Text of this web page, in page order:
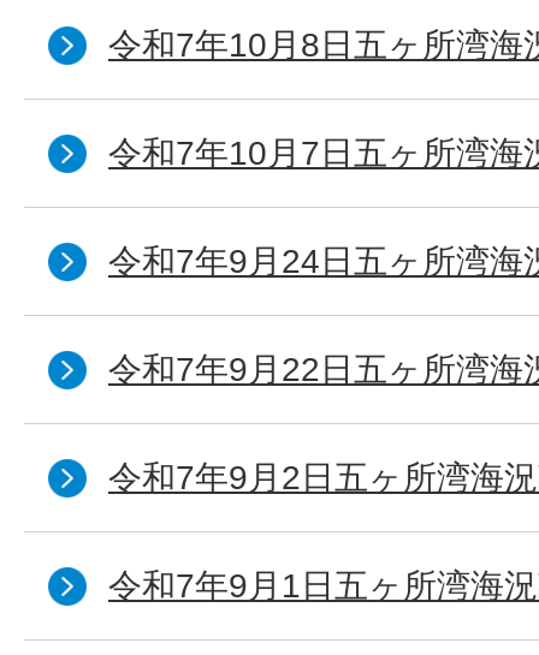
令和7年10月8日五ヶ所湾海
令和7年10月7日五ヶ所湾海
令和7年9月24日五ヶ所湾海
令和7年9月22日五ヶ所湾海
令和7年9月2日五ヶ所湾海
令和7年9月1日五ヶ所湾海